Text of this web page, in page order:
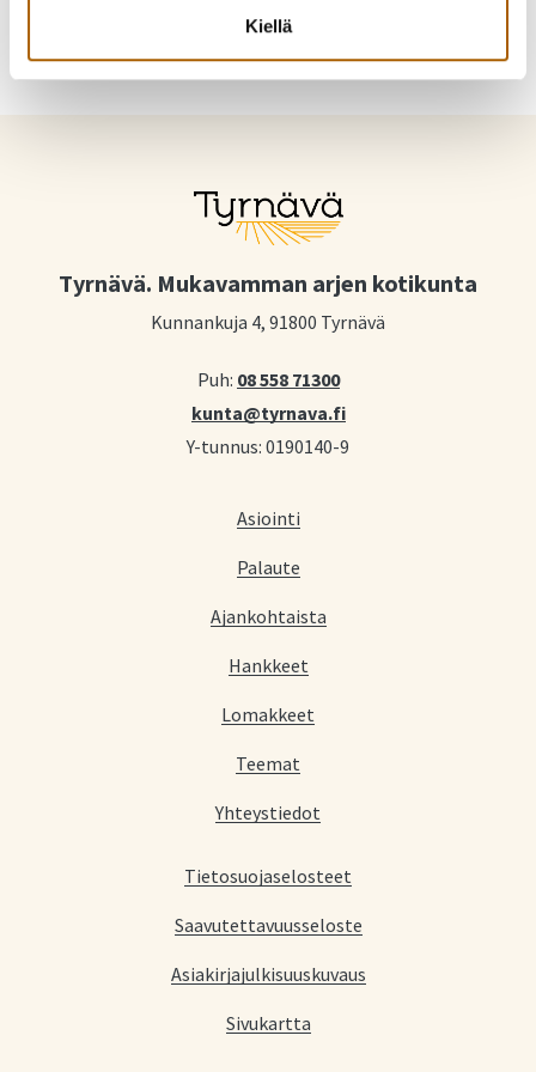
Kiellä
Tyrnävä. Mukavamman arjen kotikunta
Kunnankuja 4, 91800 Tyrnävä
Puh: 08 558 71300
kunta@tyrnava.fi
Y-tunnus: 0190140-9
Asiointi
Palaute
Ajankohtaista
Hankkeet
Lomakkeet
Teemat
Yhteystiedot
Tietosuojaselosteet
Saavutettavuusseloste
Asiakirjajulkisuuskuvaus
Sivukartta